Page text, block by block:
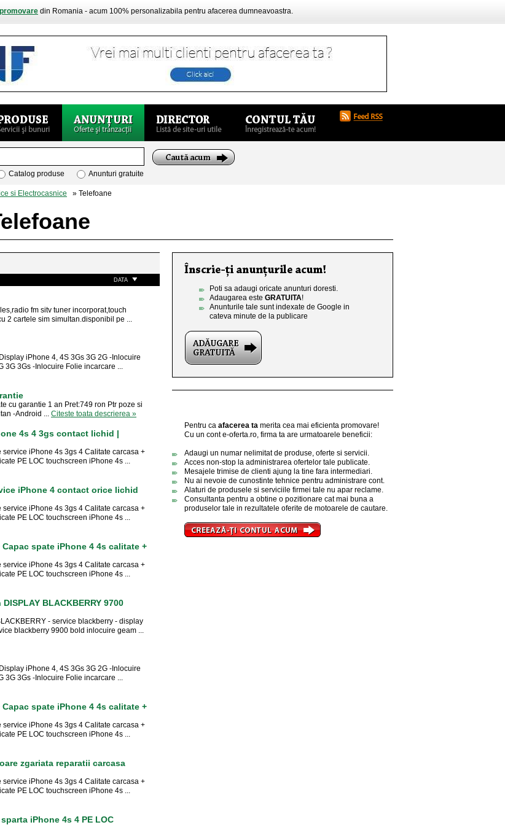
din Romania - acum 100% personalizabila pentru afacerea dumneavoastra.
Catalog produse Anunturi gratuite
si Electrocasnice » Telefoane
DATA
fm sitv tuner incorporat,touch
2 cartele sim simultan.disponibil pe ...
iPhone 4, 4S 3Gs 3G 2G -Inlocuire
3G 3Gs -Inlocuire Folie incarcare ...
cu garantie 1 an Pret:749 ron Ptr poze si
-Android ... Citeste toata descrierea »
4s 4 3gs contact lichid |
iPhone 4s 3gs 4 Calitate carcasa +
PE LOC touchscreen iPhone 4s ...
iPhone 4 contact orice lichid
iPhone 4s 3gs 4 Calitate carcasa +
PE LOC touchscreen iPhone 4s ...
spate iPhone 4 4s calitate +
iPhone 4s 3gs 4 Calitate carcasa +
PE LOC touchscreen iPhone 4s ...
BLACKBERRY 9700
- service blackberry - display
blackberry 9900 bold inlocuire geam ...
iPhone 4, 4S 3Gs 3G 2G -Inlocuire
3G 3Gs -Inlocuire Folie incarcare ...
spate iPhone 4 4s calitate +
iPhone 4s 3gs 4 Calitate carcasa +
PE LOC touchscreen iPhone 4s ...
zgariata reparatii carcasa
iPhone 4s 3gs 4 Calitate carcasa +
PE LOC touchscreen iPhone 4s ...
iPhone 4s 4 PE LOC
Poti sa adaugi oricate anunturi doresti.
Adaugarea este GRATUITA!
Anunturile tale sunt indexate de Google in
cateva minute de la publicare
Pentru ca afacerea ta merita cea mai eficienta promovare!
Cu un cont e-oferta.ro, firma ta are urmatoarele beneficii:
Adaugi un numar nelimitat de produse, oferte si servicii.
Acces non-stop la administrarea ofertelor tale publicate.
Mesajele trimise de clienti ajung la tine fara intermediari.
Nu ai nevoie de cunostinte tehnice pentru administrare cont.
Alaturi de produsele si serviciile firmei tale nu apar reclame.
Consultanta pentru a obtine o pozitionare cat mai buna a
produselor tale in rezultatele oferite de motoarele de cautare.